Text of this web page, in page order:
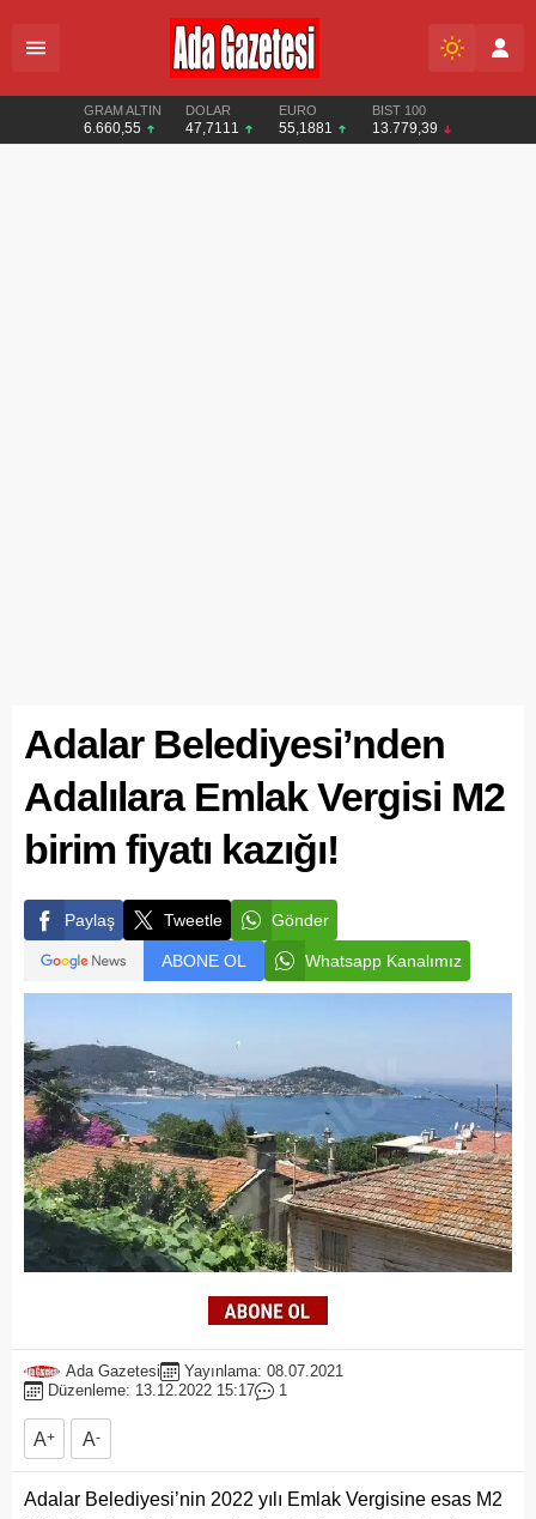
GRAM ALTIN
6.660,55
DOLAR
47,7111
EURO
55,1881
BIST 100
13.779,39
Adalar Belediyesi’nden
Adalılara Emlak Vergisi M2
birim fiyatı kazığı!
Paylaş Tweetle Gönder
ABONE OL Whatsapp Kanalımız
Ada Gazetesi
Yayınlama: 08.07.2021
Düzenleme: 13.12.2022 15:17
1
A+ A-
Adalar Belediyesi’nin 2022 yılı Emlak Vergisine esas M2